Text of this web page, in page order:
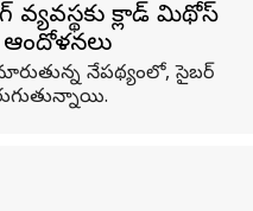
వ్యవస్థకు క్లాడ్‌ మిథోస్‌
ఆందోళనలు
నేపథ్యంలో, సైబర్‌